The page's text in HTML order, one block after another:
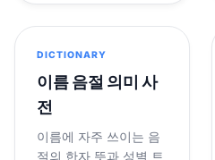
DICTIONARY
이름 음절 의미 사
전
이름에 자주 쓰이는 음
절의 한자 뜻과 성별 트